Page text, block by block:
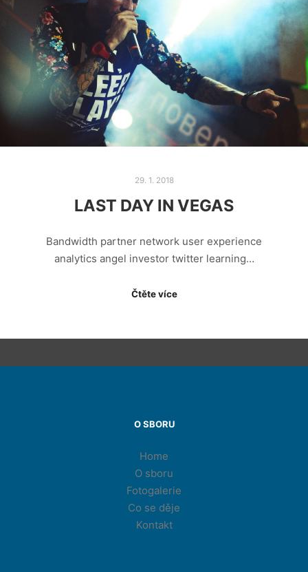
29. 1. 2018
LAST DAY IN VEGAS
Bandwidth partner network user experience
analytics angel investor twitter learning…
Čtěte více
O SBORU
Home
O sboru
Fotogalerie
Co se děje
Kontakt